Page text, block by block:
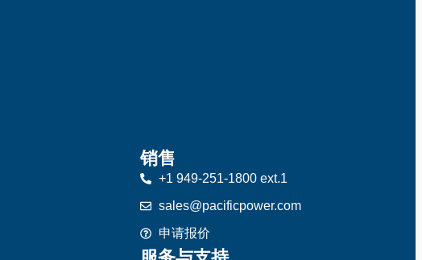
销售
+1 949-251-1800 ext.1
sales@pacificpower.com
申请报价